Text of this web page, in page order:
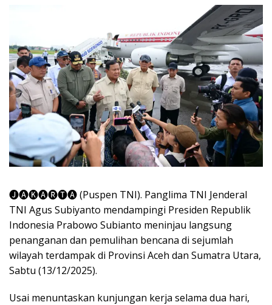
🅙🅐🅚🅐🅡🅣🅐 (Puspen TNI). Panglima TNI Jenderal
TNI Agus Subiyanto mendampingi Presiden Republik
Indonesia Prabowo Subianto meninjau langsung
penanganan dan pemulihan bencana di sejumlah
wilayah terdampak di Provinsi Aceh dan Sumatra Utara,
Sabtu (13/12/2025).
Usai menuntaskan kunjungan kerja selama dua hari,